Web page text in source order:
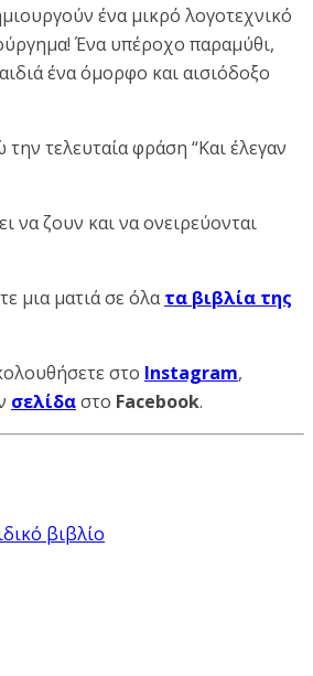
ένα μικρό λογοτεχνικό
Ένα υπέροχο παραμύθι,
ένα όμορφο και αισιόδοξο
τελευταία φράση “Και έλεγαν
να ζουν και να ονειρεύονται
μια ματιά σε όλατα βιβλία της
στο Instagram,
σελίδαστο Facebook.
βιβλίο